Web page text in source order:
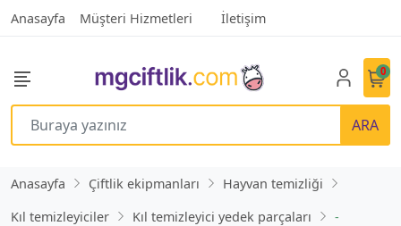
Anasayfa Müşteri Hizmetleri İletişim
ARA
0
Anasayfa Çiftlik ekipmanları
Hayvan temizliği
Kıl temizleyiciler
Kıl temizleyici yedek parçaları -